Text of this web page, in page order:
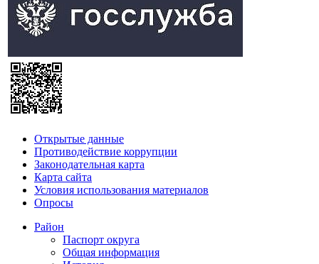
Открытые данные
Противодействие коррупции
Законодательная карта
Карта сайта
Условия использования материалов
Опросы
Район
Паспорт округа
Общая информация